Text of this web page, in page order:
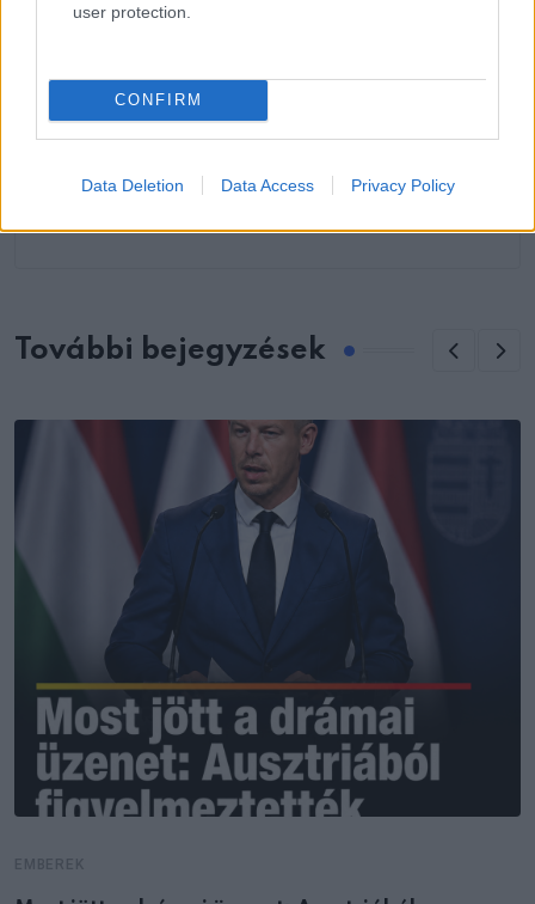
user protection.
CONFIRM
Data Deletion Data Access Privacy Policy
visszament dolgozni, azt mondja, a
További bejegyzések